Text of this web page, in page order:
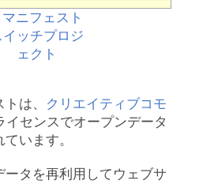
は、
クリエイティブコモ
イセンスでオープンデータ
います。
ータを再利用してウェブサ